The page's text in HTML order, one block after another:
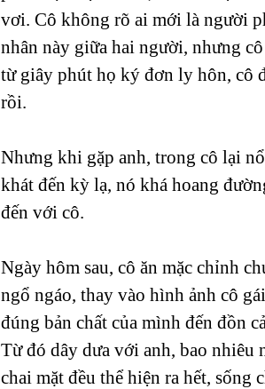
vơi. Cô không rõ ai mới là người
nhân này giữa hai người, nhưng
từ giây phút họ ký đơn ly hôn, cô
rồi.
Nhưng khi gặp anh, trong cô lại
khát đến kỳ lạ, nó khá hoang
đến với cô.
Ngày hôm sau, cô ăn mặc chỉnh
ngổ ngáo, thay vào hình ảnh cô
đúng bản chất của mình đến đồn
Từ đó dây dưa với anh, bao nhiêu
chai mặt đều thể hiện ra hết, sống